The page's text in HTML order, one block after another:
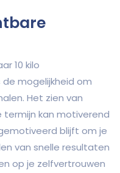
10 kilo
mogelijkheid om
Het zien van
kan motiverend
blijft om je
van snelle resultaten
op je zelfvertrouwen